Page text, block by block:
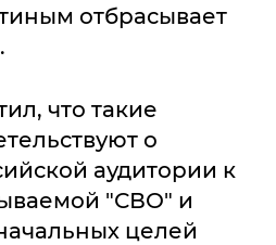
отбрасывает
что такие
о
аудитории к
"СВО" и
целей